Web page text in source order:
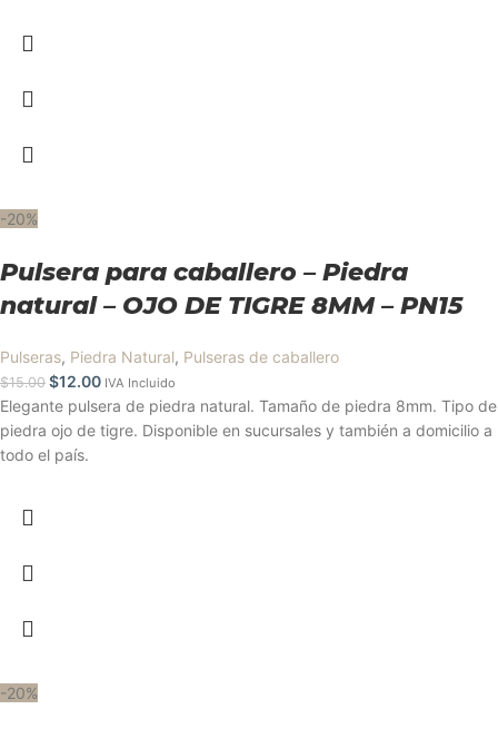
-20%
Pulsera para caballero – Piedra
natural – OJO DE TIGRE 8MM – PN15
Pulseras, Piedra Natural, Pulseras de caballero
$15.00 $12.00 IVA Incluido
Elegante pulsera de piedra natural. Tamaño de piedra 8mm. Tipo de
piedra ojo de tigre. Disponible en sucursales y también a domicilio a
todo el país.
-20%